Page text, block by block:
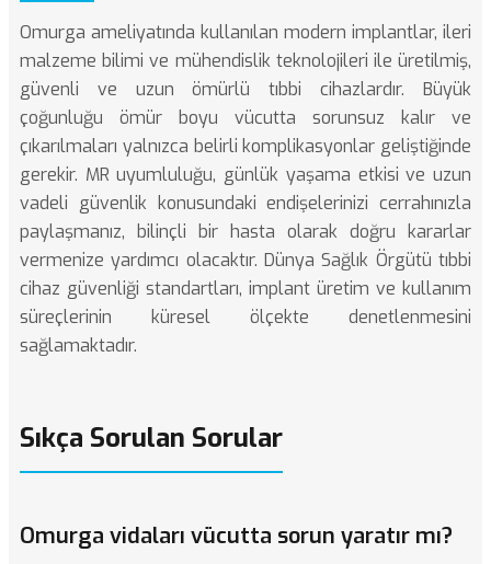
Omurga ameliyatında kullanılan modern implantlar, ileri
malzeme bilimi ve mühendislik teknolojileri ile üretilmiş,
güvenli ve uzun ömürlü tıbbi cihazlardır. Büyük
çoğunluğu ömür boyu vücutta sorunsuz kalır ve
çıkarılmaları yalnızca belirli komplikasyonlar geliştiğinde
gerekir. MR uyumluluğu, günlük yaşama etkisi ve uzun
vadeli güvenlik konusundaki endişelerinizi cerrahınızla
paylaşmanız, bilinçli bir hasta olarak doğru kararlar
vermenize yardımcı olacaktır. Dünya Sağlık Örgütü tıbbi
cihaz güvenliği standartları, implant üretim ve kullanım
süreçlerinin küresel ölçekte denetlenmesini
sağlamaktadır.
Sıkça Sorulan Sorular
Omurga vidaları vücutta sorun yaratır mı?